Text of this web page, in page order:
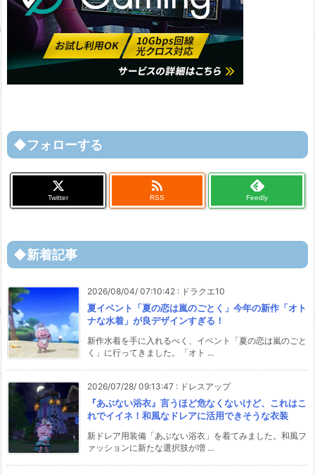
◆フォローする
Twitter

RSS Feedly
◆新着記事
2026/08/04/ 07:10:42 : ドラクエ10
夏イベント「夏の恋は嵐のごとく」今年の新作「オト
ナな水着」が良デザインすぎる！
新作水着を手に入れるべく、イベント「夏の恋は嵐のごと
く」に行ってきました。「オト ...
2026/07/28/ 09:13:47 : ドレスアップ
『あぶない浴衣』言うほど危なくないけど、これはこ
れでイイネ！和風なドレアに活用できそうな衣装
新ドレア用装備「あぶない浴衣」を着てみました。和風フ
ァッションに新たな選択肢が増 ...